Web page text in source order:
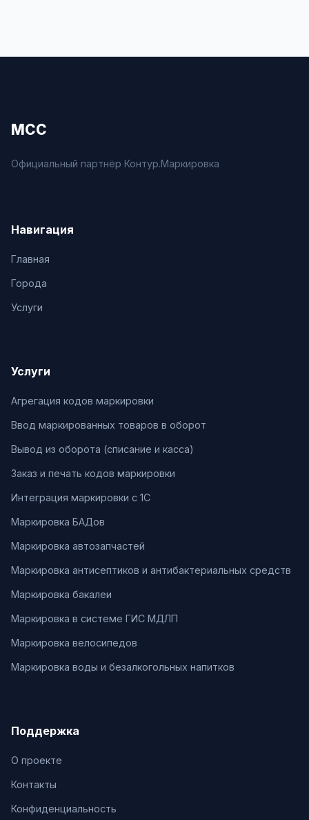
МСС
Официальный партнёр Контур.Маркировка
Навигация
Главная
Города
Услуги
Услуги
Агрегация кодов маркировки
Ввод маркированных товаров в оборот
Вывод из оборота (списание и касса)
Заказ и печать кодов маркировки
Интеграция маркировки с 1С
Маркировка БАДов
Маркировка автозапчастей
Маркировка антисептиков и антибактериальных средств
Маркировка бакалеи
Маркировка в системе ГИС МДЛП
Маркировка велосипедов
Маркировка воды и безалкогольных напитков
Поддержка
О проекте
Контакты
Конфиденциальность